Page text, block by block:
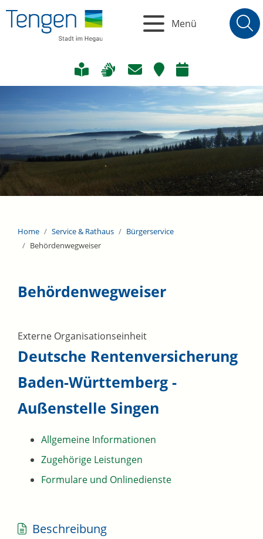
Menü
Home Service & Rathaus
Bürgerservice
Behördenwegweiser
Behördenwegweiser
Externe Organisationseinheit
Deutsche Rentenversicherung
Baden-Württemberg -
Außenstelle Singen
Allgemeine Informationen
Zugehörige Leistungen
Formulare und Onlinedienste
Beschreibung